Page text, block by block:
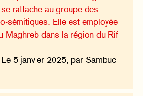
rattache au groupe des
sémitiques. Elle est employée
Maghreb dans la région du Rif
Le 5 janvier 2025, par Sambuc